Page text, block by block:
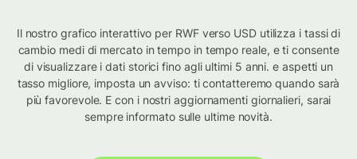
Il nostro grafico interattivo per RWF verso USD utilizza i tassi di
cambio medi di mercato in tempo in tempo reale, e ti consente
di visualizzare i dati storici fino agli ultimi 5 anni. e aspetti un
tasso migliore, imposta un avviso: ti contatteremo quando sarà
più favorevole. E con i nostri aggiornamenti giornalieri, sarai
sempre informato sulle ultime novità.